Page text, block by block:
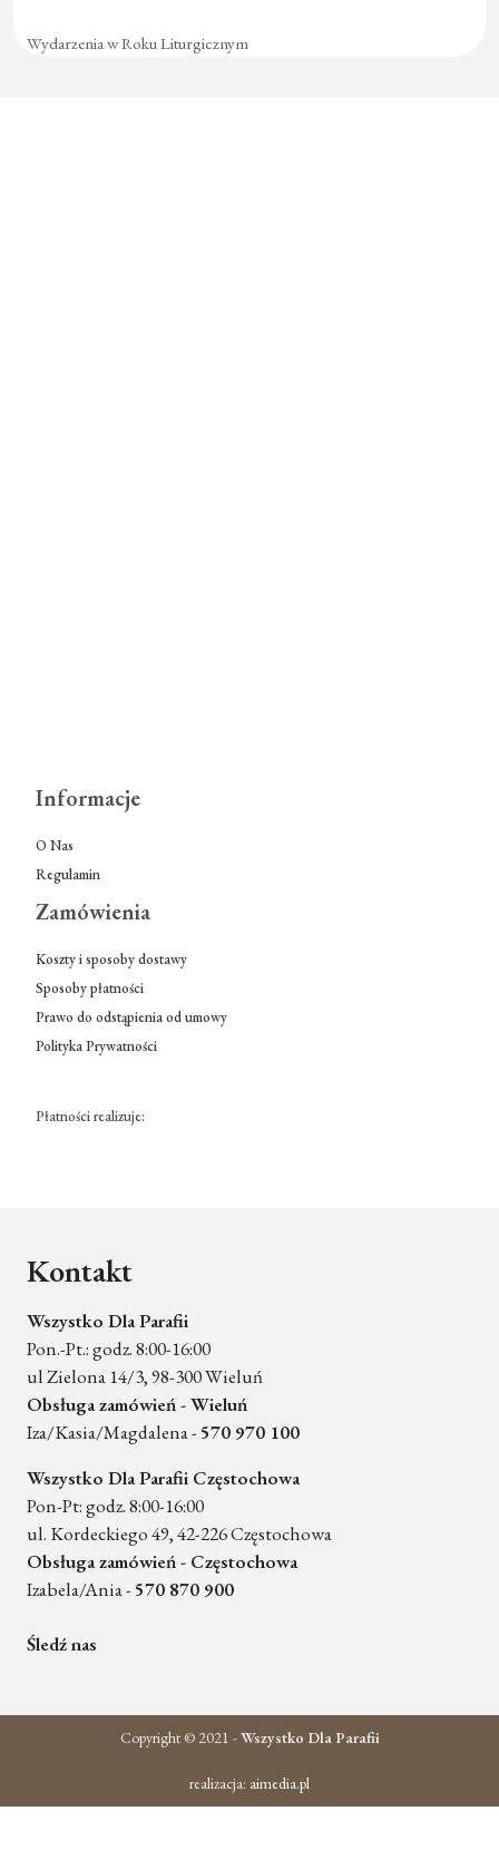
Wydarzenia w Roku Liturgicznym
Informacje
O Nas
Regulamin
Zamówienia
Koszty i sposoby dostawy
Sposoby płatności
Prawo do odstąpienia od umowy
Polityka Prywatności
Płatności realizuje:
Kontakt
Wszystko Dla Parafii
Pon.-Pt.: godz. 8:00-16:00
ul Zielona 14/3, 98-300 Wieluń
Obsługa zamówień - Wieluń
Iza/Kasia/Magdalena - 570 970 100
Wszystko Dla Parafii Częstochowa
Pon-Pt: godz. 8:00-16:00
ul. Kordeckiego 49, 42-226 Częstochowa
Obsługa zamówień - Częstochowa
Izabela/Ania - 570 870 900
Śledź nas
Copyright © 2021 -Wszystko Dla Parafii
realizacja: aimedia.pl